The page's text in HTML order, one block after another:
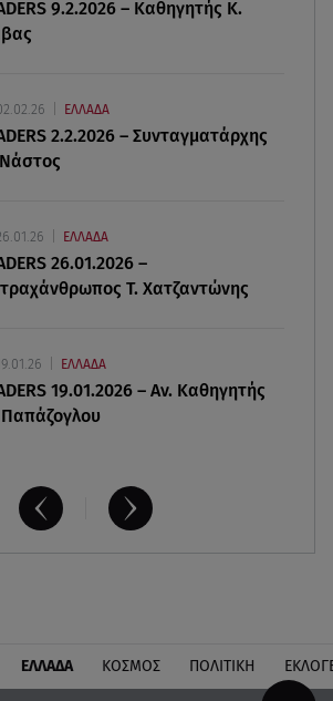
συναγερμό η χώρα για
24ωρα
να πεις ναι σε έναν
9.2.2026 – Καθηγητής Κ.
ΕΛΛΑΔΑ
2.2.2026 – Συνταγματάρχης
ΕΛΛΑΔΑ
26.01.2026 –
Τ. Χατζαντώνης
ΕΛΛΑΔΑ
19.01.2026 – Αν. Καθηγητής
ΕΛΛΑΔΑ ΚΟΣΜΟΣ ΠΟΛΙΤΙΚΗ